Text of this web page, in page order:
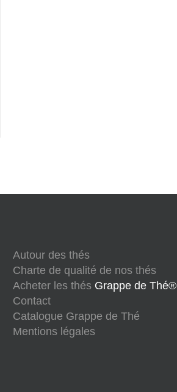
Autour des thés
Charte de qualité de nos thés
Acheter les thés Grappe de Thé®
Contact
Catalogue Grappe de Thé
Mentions légales